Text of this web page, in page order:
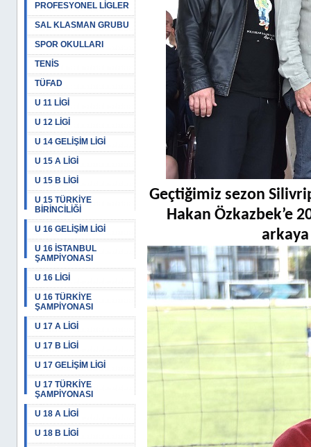
PROFESYONEL LİGLER
SAL KLASMAN GRUBU
SPOR OKULLARI
TENİS
TÜFAD
U 11 LİGİ
U 12 LİGİ
U 14 GELİŞİM LİGİ
U 15 A LİGİ
U 15 B LİGİ
U 15 TÜRKİYE
BİRİNCİLİĞİ
U 16 GELİŞİM LİGİ
U 16 İSTANBUL
ŞAMPİYONASI
U 16 LİGİ
U 16 TÜRKİYE
ŞAMPİYONASI
U 17 A LİGİ
U 17 B LİGİ
U 17 GELİŞİM LİGİ
U 17 TÜRKİYE
ŞAMPİYONASI
U 18 A LİGİ
U 18 B LİGİ
Geçtiğimiz sezon
Hakan Özkazbek’e
arkaya